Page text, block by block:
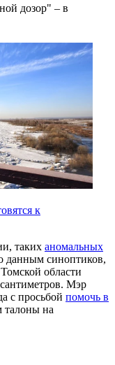
дозор" – в
к
таких аномальных
данным синоптиков,
области
Мэр
с просьбой помочь в
талоны на